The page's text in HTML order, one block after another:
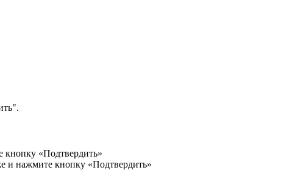
«Подтвердить»
и нажмите кнопку «Подтвердить»